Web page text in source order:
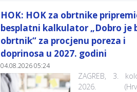
HOK: HOK za obrtnike
besplatni kalkulator „Dobro je
obrtnik“ za procjenu poreza i
doprinosa u 2027. godini
04.08.2026 05:24
ZAGREB, 3.
2026.